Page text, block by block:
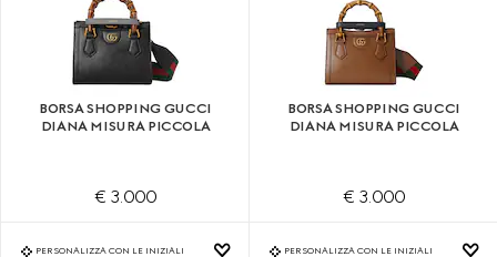
BORSA SHOPPING GUCCI
DIANA MISURA PICCOLA
€ 3.000
BORSA SHOPPING GUCCI
DIANA MISURA PICCOLA
€ 3.000
PERSONALIZZA CON LE INIZIALI PERSONALIZZA CON LE INIZIALI